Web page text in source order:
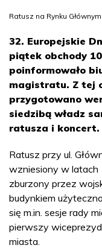
Ratusz na Rynku
32. Europejskie
piątek obchody
poinformowało
magistratu. Z tej
przygotowano
siedzibą władz
ratusza i koncert.
Ratusz przy ul.
wzniesiony w latach
zburzony przez
budynkiem
się m.in. sesje rady
pierwszy
miasta.